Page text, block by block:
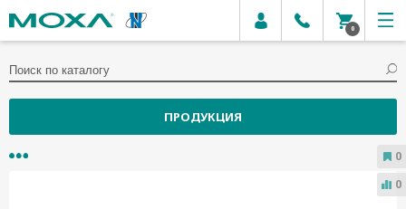
0
ПРОДУКЦИЯ
0
0